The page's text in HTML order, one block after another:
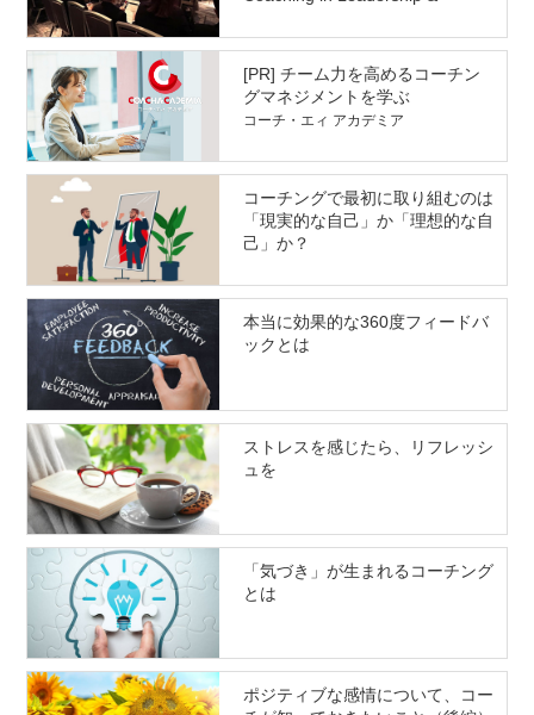
究発表レポート
[PR] チーム力を高めるコーチン
グマネジメントを学ぶ
コーチ・エィ アカデミア
コーチングで最初に取り組むのは
「現実的な自己」か「理想的な自
己」か？
本当に効果的な360度フィードバ
ックとは
ストレスを感じたら、リフレッシ
ュを
「気づき」が生まれるコーチング
とは
ポジティブな感情について、コー